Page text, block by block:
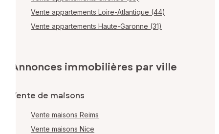
Vente appartements Loire-Atlantique (44)
Vente appartements Haute-Garonne (31)
Annonces immobilières par ville
Vente de maisons
Vente maisons Reims
Vente maisons Nice